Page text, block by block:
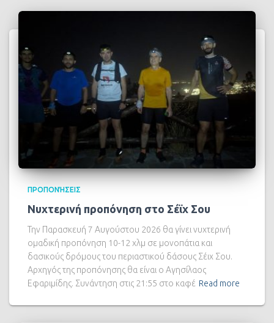
ΠΡΟΠΟΝΉΣΕΙΣ
Νυχτερινή προπόνηση στο Σέϊχ Σου
Την Παρασκευή 7 Αυγούστου 2026 θα γίνει νυχτερινή
ομαδική προπόνηση 10-12 χλμ σε μονοπάτια και
δασικούς δρόμους του περιαστικού δάσους Σέιχ Σου.
Αρχηγός της προπόνησης θα είναι ο Αγησίλαος
Εφαριμίδης. Συνάντηση στις 21:55 στο καφέ Read more